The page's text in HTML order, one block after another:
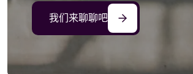
我们来聊聊吧